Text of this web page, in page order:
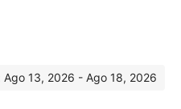
13, 2026 - Ago 18, 2026